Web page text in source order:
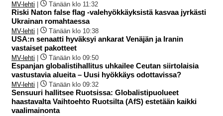
MV-lehti Tänään klo 11:32
Riski Naton false flag -valehyökkäyksistä kasvaa jyrkästi
Ukrainan romahtaessa
MV-lehti Tänään klo 10:38
USA:n senaatti hyväksyi ankarat Venäjän ja Iranin
vastaiset pakotteet
MV-lehti Tänään klo 09:50
Espanjan globalistihallitus uhkailee Ceutan siirtolaisia
vastustavia alueita – Uusi hyökkäys odottavissa?
MV-lehti Tänään klo 09:32
Sensuuri hallitsee Ruotsissa: Globalistipuolueet
haastavalta Vaihtoehto Ruotsilta (AfS) estetään kaikki
vaalimainonta